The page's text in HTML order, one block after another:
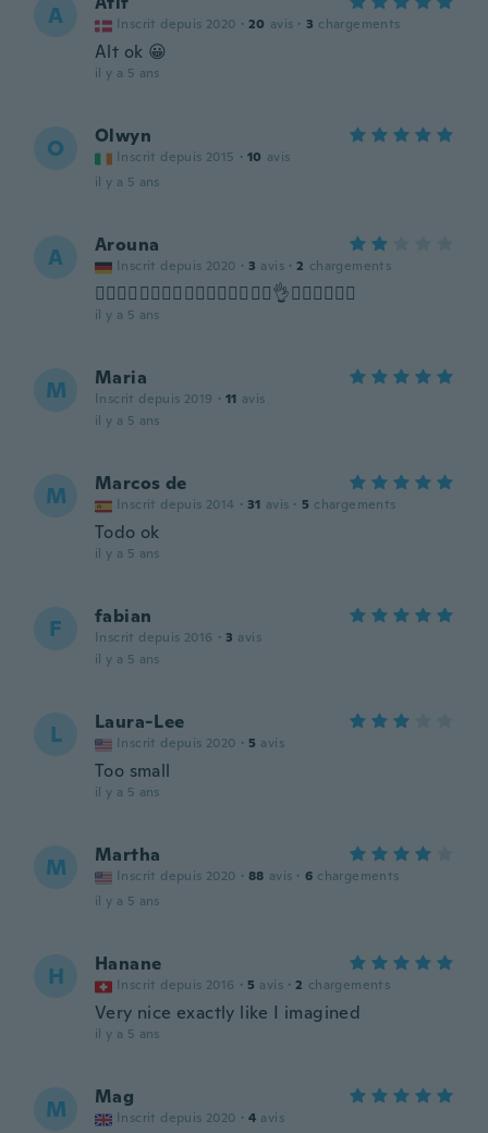
A Inscrit depuis 2020 · 20 avis · 3 chargements
Alt ok 😀
il y a 5 ans
O Olwyn
Inscrit depuis 2015 · 10 avis
il y a 5 ans
A Arouna
Inscrit depuis 2020 · 3 avis · 2 chargements
👍🏼👍🏼👍🏼👍🏼👍🏼👍🏼👍🏼👍🏼👌💪🏽💪🏽💪🏽
il y a 5 ans
M Maria
Inscrit depuis 2019 · 11 avis
il y a 5 ans
M Marcos de
Inscrit depuis 2014 · 31 avis · 5 chargements
Todo ok
il y a 5 ans
F fabian
Inscrit depuis 2016 · 3 avis
il y a 5 ans
L Laura-Lee
Inscrit depuis 2020 · 5 avis
Too small
il y a 5 ans
M Martha
Inscrit depuis 2020 · 88 avis · 6 chargements
il y a 5 ans
H Hanane
Inscrit depuis 2016 · 5 avis · 2 chargements
Very nice exactly like I imagined
il y a 5 ans
M Mag
Inscrit depuis 2020 · 4 avis